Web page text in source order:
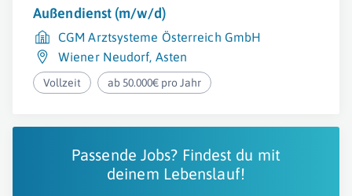
Außendienst (m/w/d)
CGM Arztsysteme Österreich GmbH
Wiener Neudorf, Asten
Vollzeit ab 50.000€ pro Jahr
Passende Jobs? Findest du mit
deinem Lebenslauf!